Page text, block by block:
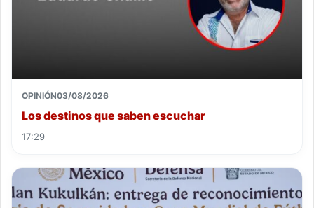
OPINIÓN03/08/2026
Los destinos que saben escuchar
17:29